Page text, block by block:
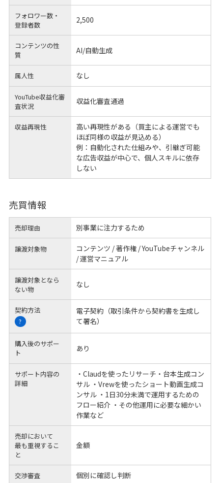
フォロワー数・
登録者数
2,500
コンテンツの性
質
AI/自動生成
属人性 なし
YouTube収益化審
査状況
収益化審査通過
収益再現性
高い再現性がある（買主による運営でも
ほぼ同様の収益が見込める）
例：自動化された仕組みや、引継ぎ可能
な広告収益が中心で、個人スキルに依存
しない
売買情報
売却理由 別事業に注力するため
譲渡対象物
コンテンツ / 著作権 / YouTubeチャンネル
/ 運営マニュアル
譲渡対象となら
ない物
なし
契約方法
?
電子契約（取引条件から契約書を生成し
て署名）
購入後のサポー
ト
あり
サポート内容の
詳細
・Claudを使ったリサーチ・台本生成コン
サル ・Vrewを使ったショート動画生成コ
ンサル ・1日30分未満で運用するための
フロー紹介 ・その他運用に必要な細かい
作業など
売却において
最も重視するこ
と
金額
交渉審査 個別に確認し判断